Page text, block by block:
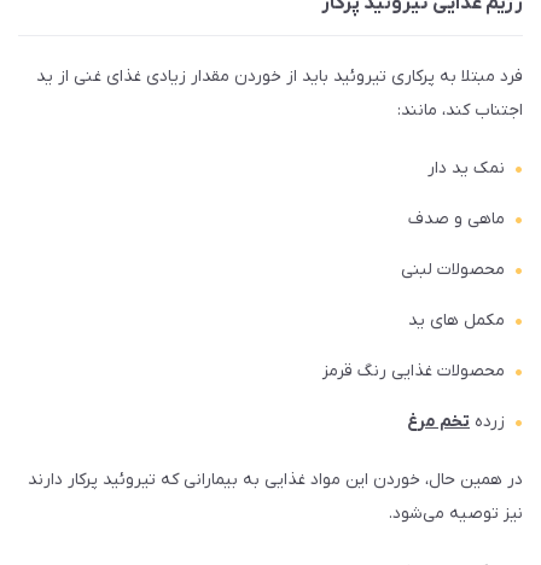
فرد مبتلا به پرکاری تیروئید باید از خوردن مقدار زیادی غذای غنی از ید
اجتناب کند، مانند:
نمک ید دار
ماهی و صدف
محصولات لبنی
مکمل های ید
محصولات غذایی رنگ قرمز
زرده تخم مرغ
در همین حال، خوردن این مواد غذایی به بیمارانی که تیروئید پرکار دارند
نیز توصیه می‌شود.